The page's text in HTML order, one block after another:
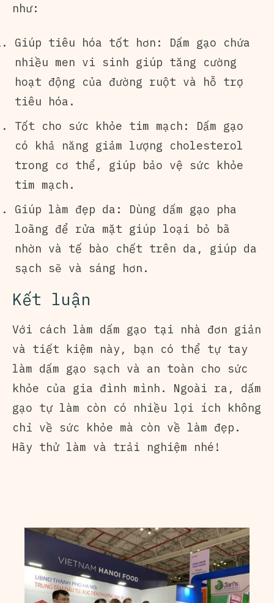
như:
Giúp tiêu hóa tốt hơn: Dấm gạo chứa
nhiều men vi sinh giúp tăng cường
hoạt động của đường ruột và hỗ trợ
tiêu hóa.
Tốt cho sức khỏe tim mạch: Dấm gạo
có khả năng giảm lượng cholesterol
trong cơ thể, giúp bảo vệ sức khỏe
tim mạch.
Giúp làm đẹp da: Dùng dấm gạo pha
loãng để rửa mặt giúp loại bỏ bã
nhờn và tế bào chết trên da, giúp da
sạch sẽ và sáng hơn.
Kết luận
Với cách làm dấm gạo tại nhà đơn giản
và tiết kiệm này, bạn có thể tự tay
làm dấm gạo sạch và an toàn cho sức
khỏe của gia đình mình. Ngoài ra, dấm
gạo tự làm còn có nhiều lợi ích không
chỉ về sức khỏe mà còn về làm đẹp.
Hãy thử làm và trải nghiệm nhé!